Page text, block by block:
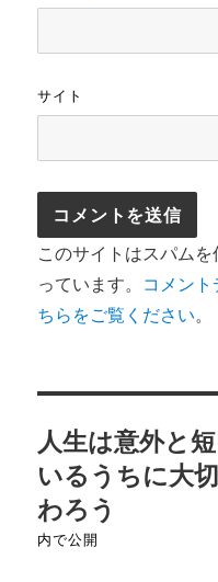
サイト
このサイトはスパム
っています。 コメン
ちらをご覧ください。
稿
ナ
ビ
人生は意外と
いるうちに大
わろう
内で公開